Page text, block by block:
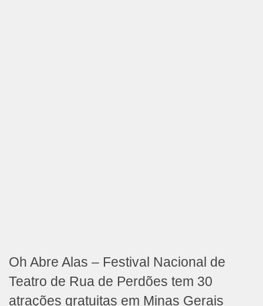
Oh Abre Alas – Festival Nacional de
Teatro de Rua de Perdões tem 30
atrações gratuitas em Minas Gerais